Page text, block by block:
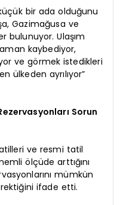
bir ada olduğunu
Gazimağusa ve
bulunuyor. Ulaşım
kaybediyor,
ve görmek istedikleri
ülkeden ayrılıyor”
Sorun
ve resmi tatil
ölçüde arttığını
mümkün
ifade etti.